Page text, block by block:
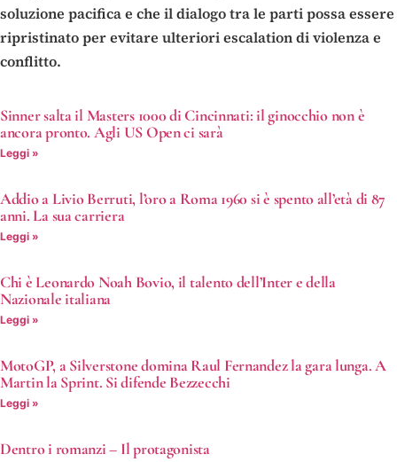
soluzione pacifica e che il dialogo tra le parti possa essere
ripristinato per evitare ulteriori escalation di violenza e
conflitto.
Sinner salta il Masters 1000 di Cincinnati: il ginocchio non è
ancora pronto. Agli US Open ci sarà
Leggi »
Addio a Livio Berruti, l’oro a Roma 1960 si è spento all’età di 87
anni. La sua carriera
Leggi »
Chi è Leonardo Noah Bovio, il talento dell’Inter e della
Nazionale italiana
Leggi »
MotoGP, a Silverstone domina Raul Fernandez la gara lunga. A
Martin la Sprint. Si difende Bezzecchi
Leggi »
Dentro i romanzi – Il protagonista